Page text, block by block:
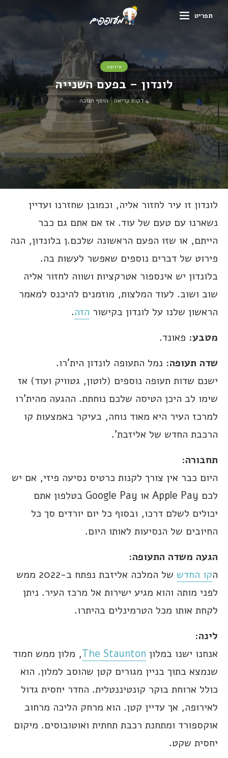
תפריט
אירופה
לונדון – בפעם השנייה
4 דקות קריאה הוסף תגובה
לונדון זו עיר לחזור אליה, וכמובן שחזרנו ועדיין
נשארנו עם טעם של עוד. אז אם אתם גם כבר
הייתם, או שזו הפעם הראשונה שלכם.ן בלונדון, הנה
פירוט של דברים נוספים שאפשר לעשות בה.
בלונדון יש אינספור אטרקציות ושווה לחזור אליה
שוב ושוב. לעוד המלצות, מוזמנים להיכנס למאמר
הראשון שלנו על לונדון בקישור הזה.
מטבע: פאונד.
שדה תעופה: נמל התעופה לונדון הית’רו.
ישנם שדות תעופה נוספים (לוטון, גטוויק ועוד) אז
שימו לב היכן הטיסה שלכם נוחתת. ההגעה מהית’רו
למרכז העיר היא מאוד נוחה, בעיקר באמצעות קו
הרכבת החדש של אליזבת’.
תחבורה:
היום כבר אין צורך לקנות כרטיס נסיעה פיזי, אם יש
לכם Apple Pay או Google Pay בטלפון אתם
יכולים לשלם דרכו, ובסוף כל יום יורדים סך כל
החיובים של הנסיעות לאותו היום.
הגעה משדה התעופה:
הקו החדש
של המלכה אליזבת נפתח ב-2022 ממש
לפני מותה והוא מגיע ישירות אל מרכז העיר. ניתן
לקחת אותו מכל הטרמינלים בהיתרו.
לינה:
אנחנו ישנו במלון The Staunton, מלון ממש חמוד
שנמצא בתוך בניין מגורים קטן שהוסב למלון. הוא
כולל ארוחת בוקר קונטיננטלית. החדר יחסית גדול
לאירופה, אך עדיין קטן. הוא מרחק הליכה מרחוב
אוקספורד ומתחנת רכבת תחתית ואוטובוסים. מיקום
יחסית שקט.